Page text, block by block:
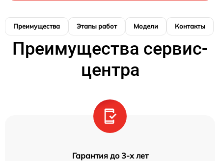
Преимущества Этапы работ Модели Контакты
Преимущества сервис-
центра
Гарантия до 3-х лет